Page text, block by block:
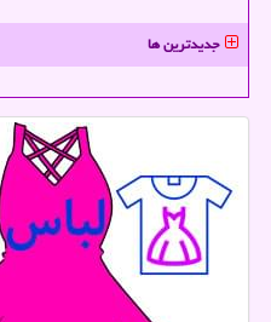
جدیدترین ها